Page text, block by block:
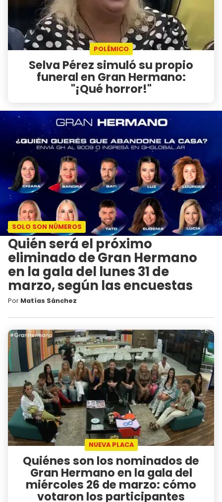
POLÉMICO
Selva Pérez simuló su propio
funeral en Gran Hermano:
"¡Qué horror!"
SOLO SON NÚMEROS
Quién será el próximo
eliminado de Gran Hermano
en la gala del lunes 31 de
marzo, según las encuestas
Por Matías Sánchez
NUEVA PLACA
Quiénes son los nominados de
Gran Hermano en la gala del
miércoles 26 de marzo: cómo
votaron los participantes